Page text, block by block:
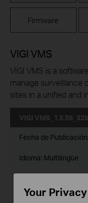
Firmware
VIGI VMS
VIGI VMS is a
manage surveillance
sites in a unified and
VIGI
Fecha de Publicación:
Idioma: Multilingüe
Sistema Operativo:
Your